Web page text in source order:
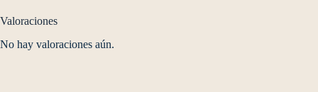
Valoraciones
No hay valoraciones aún.